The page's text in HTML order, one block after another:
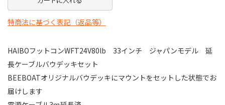
特商法に基づく表記（返品等）
HAIBOフットコンWFT24V80lb 33インチ ジャパンモデル 延
長ケーブルバウデッキセット
BEEBOATオリジナルバウデッキにマウントをセットした状態でお
届けします